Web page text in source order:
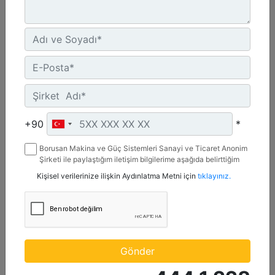
Detay
C13D
Maksimum Güç :
690 hp - 515 kW
+90 *
Borusan Makina ve Güç Sistemleri Sanayi ve Ticaret Anonim
Şirketi ile paylaştığım iletişim bilgilerime aşağıda belirttiğim
mesaj gönderilmesine izin veriyorum.
Kişisel verilerinize ilişkin Aydınlatma Metni için tıklayınız.
Gönder